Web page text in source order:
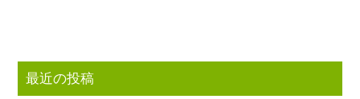
最近の投稿